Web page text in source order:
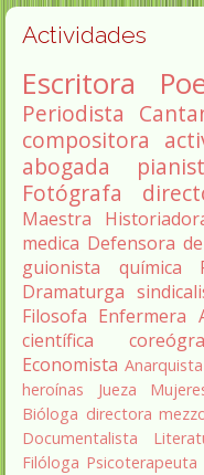
Actividades
Escritora
Periodista
compositora
abogada
Fotógrafa
Maestra
medica Defensora
guionista
química
Dramaturga
Filosofa Enfermera
científica
Economista Anarquista
heroínas
Jueza
Bióloga directora
Documentalista
Filóloga Psicoterapeuta